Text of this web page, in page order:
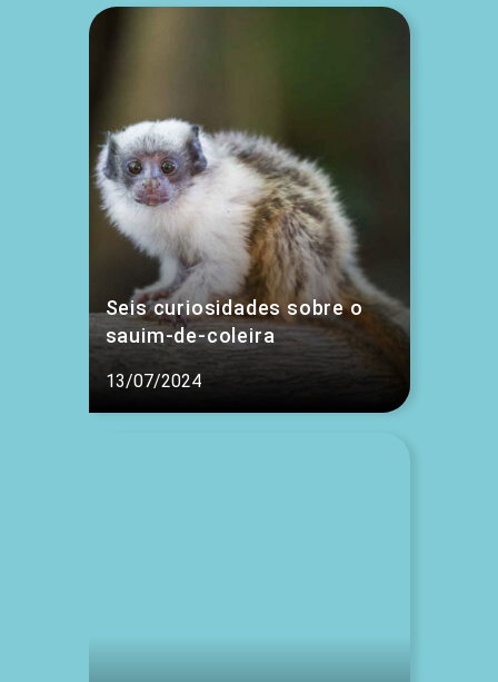
Seis curiosidades sobre o
sauim-de-coleira
13/07/2024